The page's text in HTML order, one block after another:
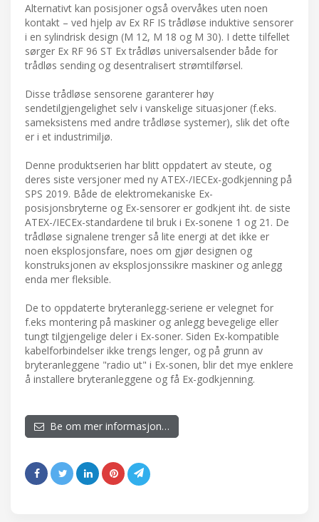
Alternativt kan posisjoner også overvåkes uten noen
kontakt – ved hjelp av Ex RF IS trådløse induktive sensorer
i en sylindrisk design (M 12, M 18 og M 30). I dette tilfellet
sørger Ex RF 96 ST Ex trådløs universalsender både for
trådløs sending og desentralisert strømtilførsel.
Disse trådløse sensorene garanterer høy
sendetilgjengelighet selv i vanskelige situasjoner (f.eks.
sameksistens med andre trådløse systemer), slik det ofte
er i et industrimiljø.
Denne produktserien har blitt oppdatert av steute, og
deres siste versjoner med ny ATEX-/IECEx-godkjenning på
SPS 2019. Både de elektromekaniske Ex-
posisjonsbryterne og Ex-sensorer er godkjent iht. de siste
ATEX-/IECEx-standardene til bruk i Ex-sonene 1 og 21. De
trådløse signalene trenger så lite energi at det ikke er
noen eksplosjonsfare, noes om gjør designen og
konstruksjonen av eksplosjonssikre maskiner og anlegg
enda mer fleksible.
De to oppdaterte bryteranlegg-seriene er velegnet for
f.eks montering på maskiner og anlegg bevegelige eller
tungt tilgjengelige deler i Ex-soner. Siden Ex-kompatible
kabelforbindelser ikke trengs lenger, og på grunn av
bryteranleggene "radio ut" i Ex-sonen, blir det mye enklere
å installere bryteranleggene og få Ex-godkjenning.
Be om mer informasjon…